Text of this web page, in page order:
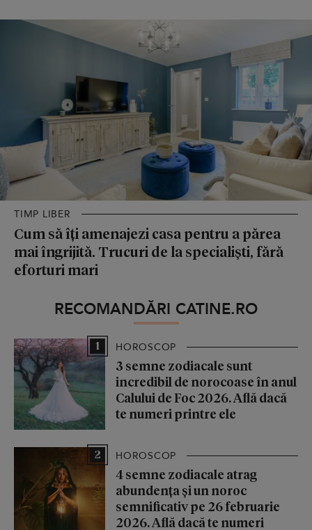
TIMP LIBER
Cum să îți amenajezi casa pentru a părea
mai îngrijită. Trucuri de la specialiști, fără
eforturi mari
RECOMANDĂRI CATINE.RO
1 HOROSCOP
3 semne zodiacale sunt
incredibil de norocoase în anul
Calului de Foc 2026. Află dacă
te numeri printre ele
2 HOROSCOP
4 semne zodiacale atrag
abundența și un noroc
semnificativ pe 26 februarie
2026. Află dacă te numeri